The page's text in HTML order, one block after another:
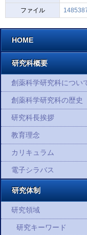
ファイル
HOME
研究科概要
創薬科学研究科につい
創薬科学研究科の歴史
研究科長挨拶
教育理念
カリキュラム
電子シラバス
研究体制
研究領域
研究キーワード